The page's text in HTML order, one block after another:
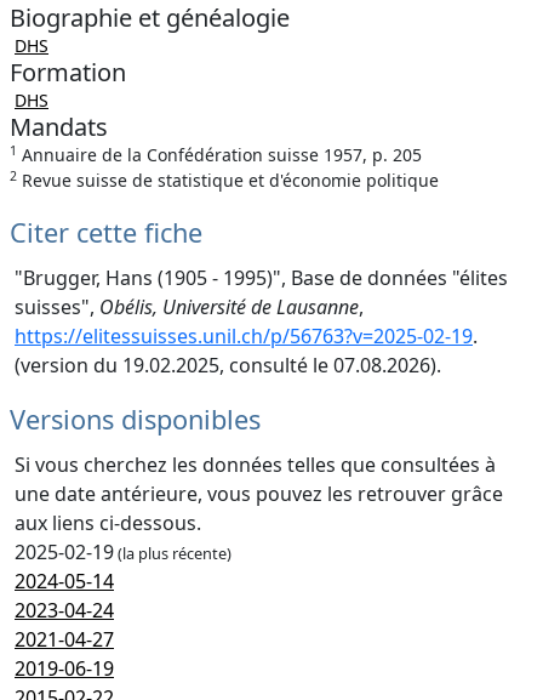
Biographie et généalogie
DHS
Formation
DHS
Mandats
1 Annuaire de la Confédération suisse 1957, p. 205
2 Revue suisse de statistique et d'économie politique
Citer cette fiche
"Brugger, Hans (1905 - 1995)", Base de données "élites
suisses", Obélis, Université de Lausanne,
https://elitessuisses.unil.ch/p/56763?v=2025-02-19.
(version du 19.02.2025, consulté le 07.08.2026).
Versions disponibles
Si vous cherchez les données telles que consultées à
une date antérieure, vous pouvez les retrouver grâce
aux liens ci-dessous.
2025-02-19(la plus récente)
2024-05-14
2023-04-24
2021-04-27
2019-06-19